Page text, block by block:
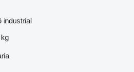
industrial
kg